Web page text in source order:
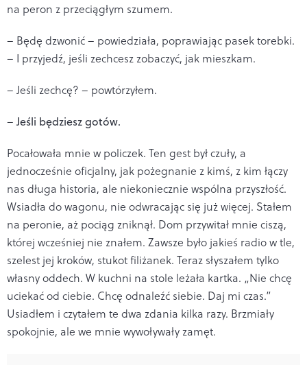
na peron z przeciągłym szumem.
– Będę dzwonić – powiedziała, poprawiając pasek torebki.
– I przyjedź, jeśli zechcesz zobaczyć, jak mieszkam.
– Jeśli zechcę? – powtórzyłem.
– Jeśli będziesz gotów.
Pocałowała mnie w policzek. Ten gest był czuły, a
jednocześnie oficjalny, jak pożegnanie z kimś, z kim łączy
nas długa historia, ale niekoniecznie wspólna przyszłość.
Wsiadła do wagonu, nie odwracając się już więcej. Stałem
na peronie, aż pociąg zniknął. Dom przywitał mnie ciszą,
której wcześniej nie znałem. Zawsze było jakieś radio w tle,
szelest jej kroków, stukot filiżanek. Teraz słyszałem tylko
własny oddech. W kuchni na stole leżała kartka. „Nie chcę
uciekać od ciebie. Chcę odnaleźć siebie. Daj mi czas.”
Usiadłem i czytałem te dwa zdania kilka razy. Brzmiały
spokojnie, ale we mnie wywoływały zamęt.